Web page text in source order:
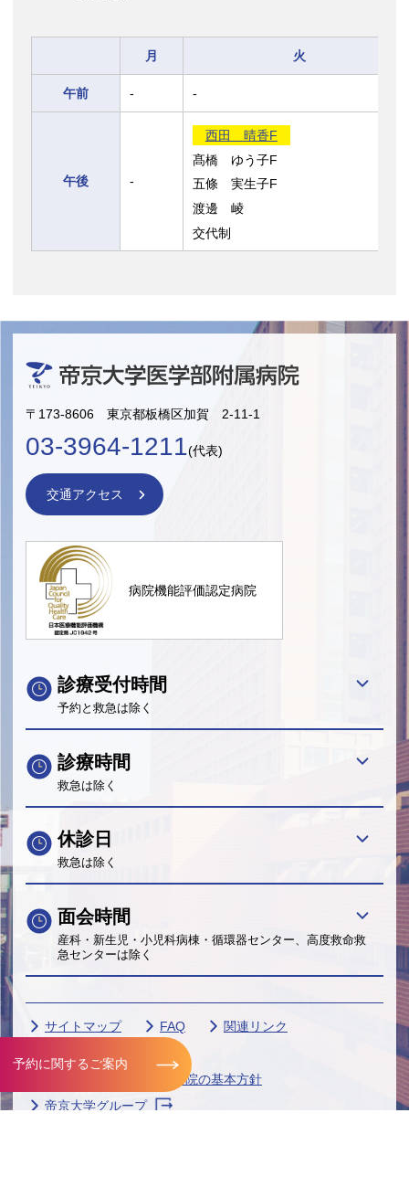
予約に関するご案内
月 火
午前 - -
午後 -
西田 晴香F
髙橋 ゆう子F
五條 実生子F
渡邊 崚
交代制
〒173-8606 東京都板橋区加賀 2-11-1
03-3964-1211(代表)
交通アクセス
病院機能評価認定病院
診療受付時間
予約と救急は除く
診療時間
救急は除く
休診日
救急は除く
面会時間
産科・新生児・小児科病棟・循環器センター、高度救命救
急センターは除く
サイトマップ FAQ
関連リンク
個人情報保護に関する当院の基本方針
帝京大学グループ